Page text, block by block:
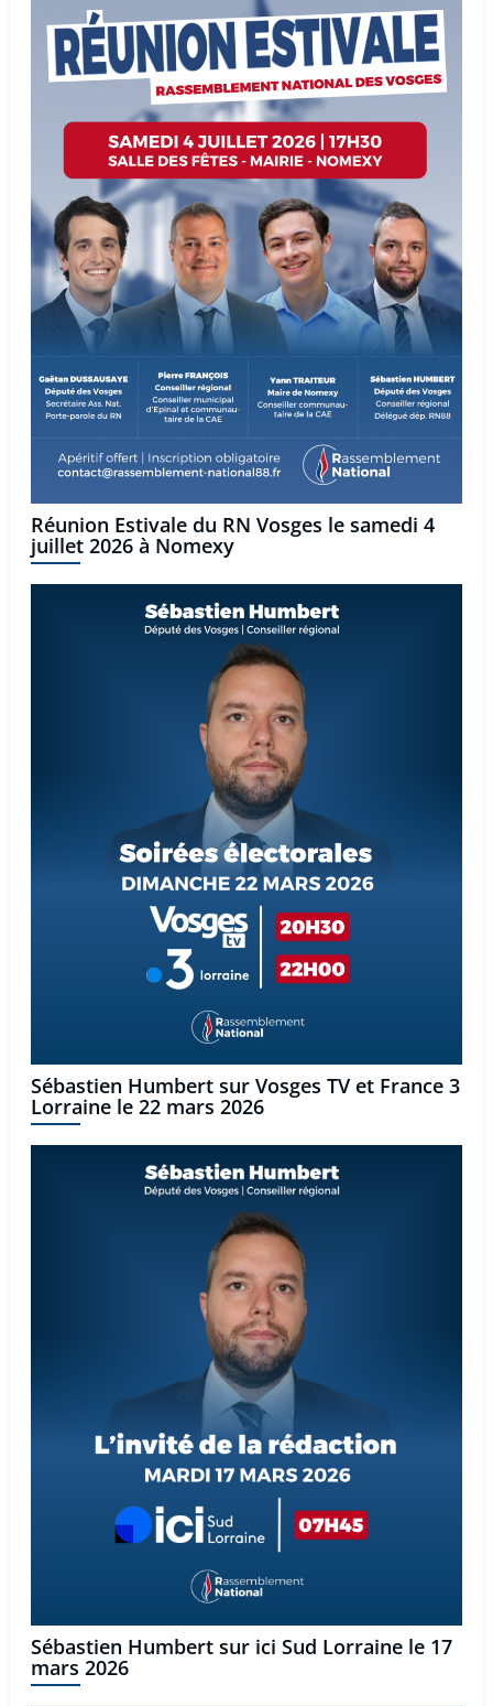
Réunion Estivale du RN Vosges le samedi 4
juillet 2026 à Nomexy
Sébastien Humbert sur Vosges TV et France 3
Lorraine le 22 mars 2026
Sébastien Humbert sur ici Sud Lorraine le 17
mars 2026